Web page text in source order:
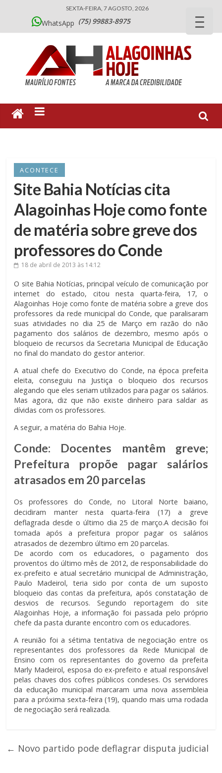
SEXTA-FEIRA, 7 AGOSTO, 2026
WhatsApp (75) 99883-8975
ACONTECE
Site Bahia Notícias cita
Alagoinhas Hoje como fonte
de matéria sobre greve dos
professores do Conde
18 de abril de 2013 às 14:12
O site Bahia Notícias, principal veículo de comunicação por
internet do estado, citou nesta quarta-feira, 17, o
Alagoinhas Hoje como fonte de matéria sobre a greve dos
professores da rede municipal do Conde, que paralisaram
suas atividades no dia 25 de Março em razão do não
pagamento dos salários de dezembro, mesmo após o
bloqueio de recursos da Secretaria Municipal de Educação
no final do mandato do gestor anterior.
A atual chefe do Executivo do Conde, na época prefeita
eleita, conseguiu na Justiça o bloqueio dos recursos
alegando que eles seriam utilizados para pagar os salários.
Mas agora, diz que não existe dinheiro para saldar as
dívidas com os professores.
A seguir, a matéria do Bahia Hoje.
Conde: Docentes mantêm greve;
Prefeitura propõe pagar salários
atrasados em 20 parcelas
Os professores do Conde, no Litoral Norte baiano,
decidiram manter nesta quarta-feira (17) a greve
deflagrada desde o último dia 25 de março.A decisão foi
tomada após a prefeitura propor pagar os salários
atrasados de dezembro último em 20 parcelas.
De acordo com os educadores, o pagamento dos
proventos do último mês de 2012, de responsabilidade do
ex-prefeito e atual secretário municipal de Administração,
Paulo Madeirol, teria sido por conta de um suposto
bloqueio das contas da prefeitura, após constatação de
desvios de recursos. Segundo reportagem do site
Alagoinhas Hoje, a informação foi passada pelo próprio
chefe da pasta durante encontro com os educadores.
A reunião foi a sétima tentativa de negociação entre os
representantes dos professores da Rede Municipal de
Ensino com os representantes do governo da prefeita
Marly Madeirol, esposa do ex-prefeito e atual responsável
pelas chaves dos cofres públicos condeses. Os servidores
da educação municipal marcaram uma nova assembleia
para a próxima sexta-feira (19), quando mais uma rodada
de negociação será realizada.
← Novo partido pode deflagrar disputa judicial